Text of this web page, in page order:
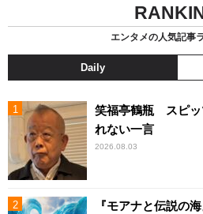
エンタメの人気記事
Daily
笑福亭鶴瓶 スピッ
れない一言
2026.08.03
『モアナと伝説の